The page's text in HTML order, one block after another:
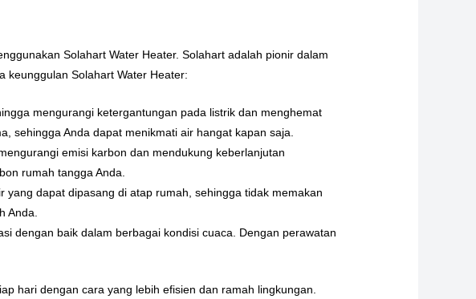
Solahart Water Heater. Solahart adalah pionir dalam
keunggulan Solahart Water Heater:
mengurangi ketergantungan pada listrik dan menghemat
sehingga Anda dapat menikmati air hangat kapan saja.
emisi karbon dan mendukung keberlanjutan
rumah tangga Anda.
dapat dipasang di atap rumah, sehingga tidak memakan
Anda.
dengan baik dalam berbagai kondisi cuaca. Dengan perawatan
hari dengan cara yang lebih efisien dan ramah lingkungan.